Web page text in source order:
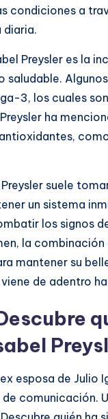
condiciones a
diaria.
Preysler es la
saludable.
3, los cuales
ha
suele
un sistema
los signos
la
mantener su
de adentro
esposa de Julio
comunicación.